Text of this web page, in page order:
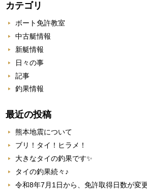
カテゴリ
ボート免許教室
中古艇情報
新艇情報
日々の事
記事
釣果情報
最近の投稿
熊本地震について
ブリ！タイ！ヒラメ！
大きなタイの釣果です✨
タイの釣果続々♪
令和8年7月1日から、免許取得日数が変